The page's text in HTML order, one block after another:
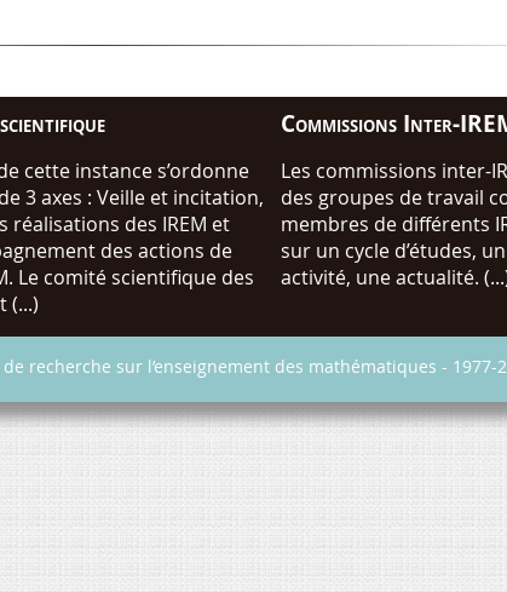
cette instance s’ordonne
3 axes : Veille et incitation,
réalisations des IREM et
des actions de
Le comité scientifique des
(...)
Commissions Inter-
Les commissions inter-
des groupes de travail
membres de différents
sur un cycle d’études,
activité, une actualité.
recherche sur l’enseignement des mathématiques - 1977-